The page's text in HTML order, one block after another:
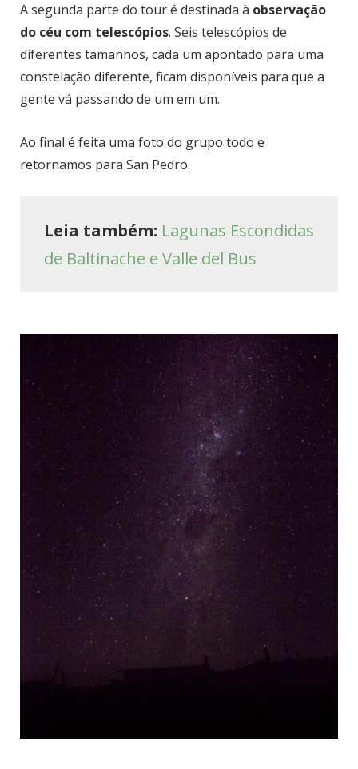
A segunda parte do tour é destinada à observação
do céu com telescópios. Seis telescópios de
diferentes tamanhos, cada um apontado para uma
constelação diferente, ficam disponíveis para que a
gente vá passando de um em um.
Ao final é feita uma foto do grupo todo e
retornamos para San Pedro.
Leia também: Lagunas Escondidas
de Baltinache e Valle del Bus